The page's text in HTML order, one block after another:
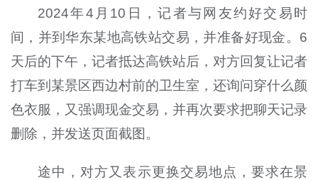
2024年4月10日，记者与网友约好交易时
间，并到华东某地高铁站交易，并准备好现金。6
天后的下午，记者抵达高铁站后，对方回复让记者
打车到某景区西边村前的卫生室，还询问穿什么颜
色衣服，又强调现金交易，并再次要求把聊天记录
删除，并发送页面截图。
途中，对方又表示更换交易地点，要求在景